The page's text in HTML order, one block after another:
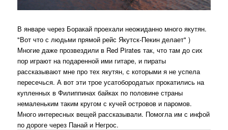
В январе через Боракай проехали неожиданно много якутян.
"Вот что с людьми прямой рейс Якутск-Пекин делает" )
Многие даже прозвездили в Red Pirates так, что там до сих
пор играют на подаренной ими гитаре, и пираты
рассказывают мне про тех якутян, с которыми я не успела
пересечься. А вот эти трое усатобородатых прокатились на
купленных в Филиппинах байках по половине страны
немаленьким таким кругом с кучей островов и паромов.
Много интересных вещей рассказывали. Помогла им с инфой
по дороге через Панай и Негрос.